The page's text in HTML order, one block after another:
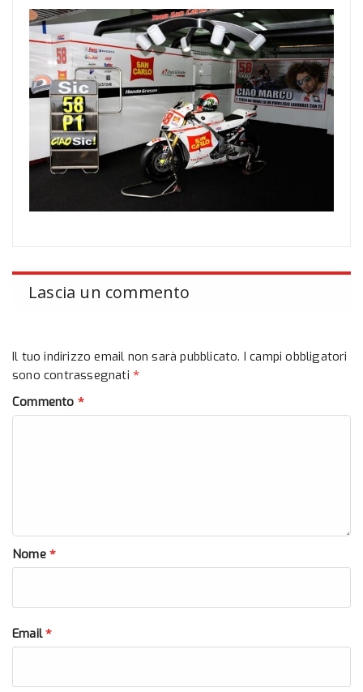
Lascia un commento
Il tuo indirizzo email non sarà pubblicato. I campi obbligatori
sono contrassegnati *
Commento *
Nome *
Email*